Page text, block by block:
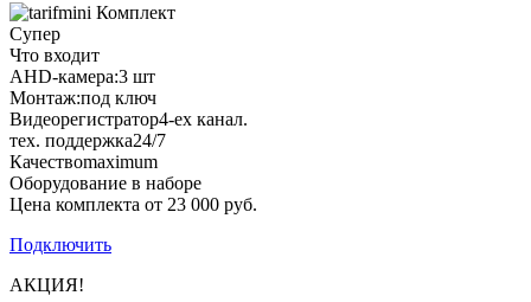
Комплект
Супер
Что входит
AHD-камера:3 шт
Монтаж:под ключ
Видеорегистратор4-ех канал.
тех. поддержка24/7
Качествоmaximum
Оборудование в наборе
Цена комплекта от 23 000 руб.
Подключить
АКЦИЯ!